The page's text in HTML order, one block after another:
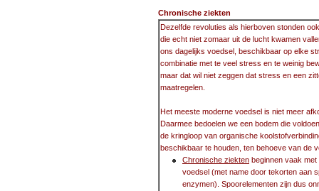
Chronische ziekten
Dezelfde revoluties als hierboven stonden
die echt niet zomaar uit de lucht kwamen
ons dagelijks voedsel, beschikbaar op elke
combinatie met te veel stress en te weinig
maar dat wil niet zeggen dat stress en een
maatregelen.
Het meeste moderne voedsel is niet meer
Daarmee bedoelen we een bodem die
de kringloop van organische
beschikbaar te houden, ten behoeve van de
Chronische ziekten beginnen vaak
voedsel (met name door tekorten aan
enzymen). Spoorelementen zijn dus